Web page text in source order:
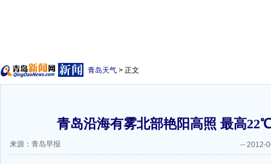
青岛天气 > 正文
青岛沿海有雾北部艳阳高照 最高
来源：青岛早报 -- 2012-